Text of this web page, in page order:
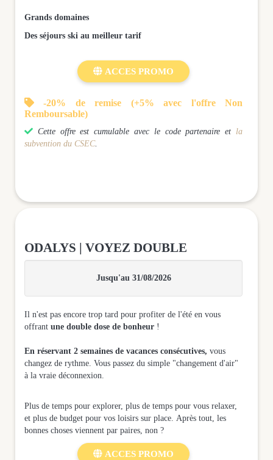
Grands domaines
Des séjours ski au meilleur tarif
 ACCES PROMO
 -20% de remise (+5% avec l'offre Non
Remboursable)
 Cette offre est cumulable avec le code partenaire et la
subvention du CSEC.
ODALYS | VOYEZ DOUBLE
Jusqu'au 31/08/2026
Il n'est pas encore trop tard pour profiter de l'été en vous
offrant une double dose de bonheur !
En réservant 2 semaines de vacances consécutives, vous
changez de rythme. Vous passez du simple "changement d'air"
à la vraie déconnexion.
Plus de temps pour explorer, plus de temps pour vous relaxer,
et plus de budget pour vos loisirs sur place. Après tout, les
bonnes choses viennent par paires, non ?
 ACCES PROMO